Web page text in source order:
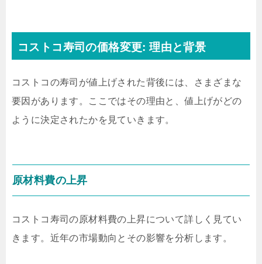
コストコ寿司の価格変更: 理由と背景
コストコの寿司が値上げされた背後には、さまざまな
要因があります。ここではその理由と、値上げがどの
ように決定されたかを見ていきます。
原材料費の上昇
コストコ寿司の原材料費の上昇について詳しく見てい
きます。近年の市場動向とその影響を分析します。